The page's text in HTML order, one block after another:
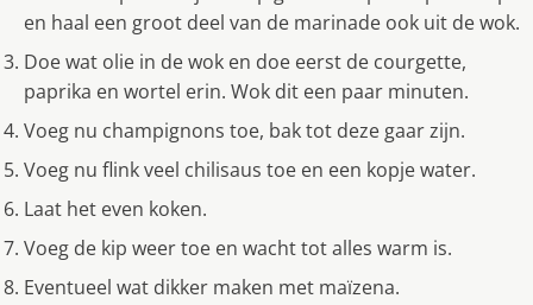
en haal een groot deel van de marinade ook uit de wok.
Doe wat olie in de wok en doe eerst de courgette,
paprika en wortel erin. Wok dit een paar minuten.
Voeg nu champignons toe, bak tot deze gaar zijn.
Voeg nu flink veel chilisaus toe en een kopje water.
Laat het even koken.
Voeg de kip weer toe en wacht tot alles warm is.
Eventueel wat dikker maken met maïzena.